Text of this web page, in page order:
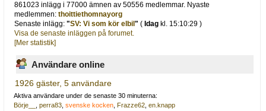
861023 inlägg i 77000 ämnen av 50556 medlemmar. Nyaste
medlemmen:thoittiethomnayorg
Senaste inlägg:"SV: Vi som kör elbil" ( Idag kl. 15:10:29 )
Visa de senaste inläggen på forumet.
[Mer statistik]
Användare online
1926 gäster, 5 användare
Aktiva användare under de senaste 30 minuterna:
Börje__ ,perra83,svenske kocken, Frazze62,en.knapp